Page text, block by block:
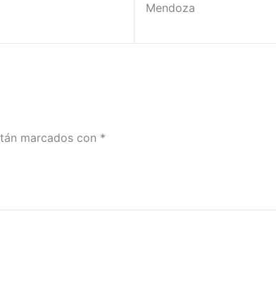
Mendoza
marcados con *